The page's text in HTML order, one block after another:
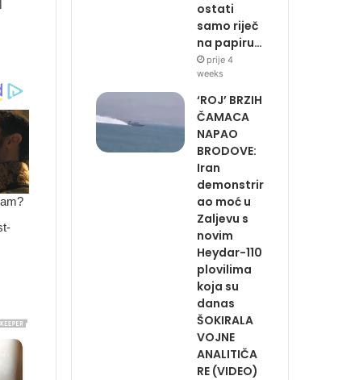
ostati
samo riječ
na papiru…
prije 4
weeks
‘ROJ’ BRZIH
ČAMACA
NAPAO
BRODOVE:
Iran
demonstrir
ao moć u
Zaljevu s
novim
Heydar-110
plovilima
koja su
danas
ŠOKIRALA
VOJNE
ANALITIČA
RE (VIDEO)